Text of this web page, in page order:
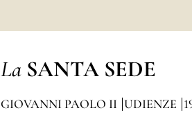
La SANTA SEDE
GIOVANNI PAOLO II UDIENZE